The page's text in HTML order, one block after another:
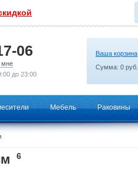
06
мне
до 23:00
Ваша корзина
Сумма: 0 руб.
Мебель Раковины
6